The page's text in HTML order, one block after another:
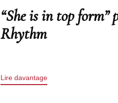
“She is in top form”
Rhythm
Lire davantage